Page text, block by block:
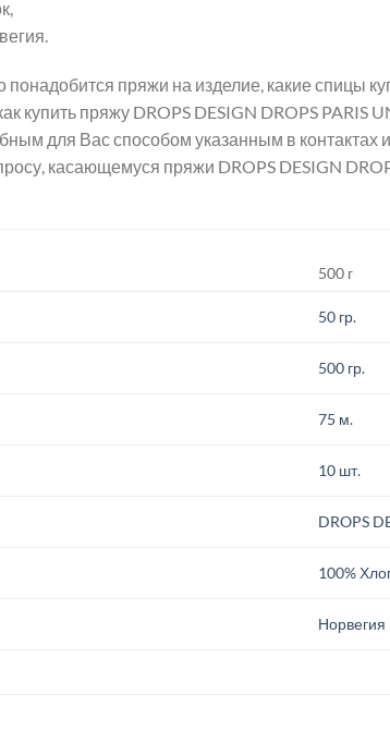
пряжи на изделие, какие спицы
купить пряжу DROPS DESIGN DROPS PARIS
для Вас способом указанным в контактах
касающемуся пряжи DROPS DESIGN
500 г
50 гр.
500 гр.
75 м.
10 шт.
DROPS
100%
Норвегия